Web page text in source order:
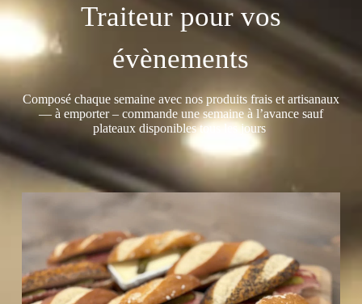
Traiteur pour vos
évènements
Composé chaque semaine avec nos produits frais et artisanaux
— à emporter – commande une semaine à l’avance sauf
plateaux disponibles tous les jours